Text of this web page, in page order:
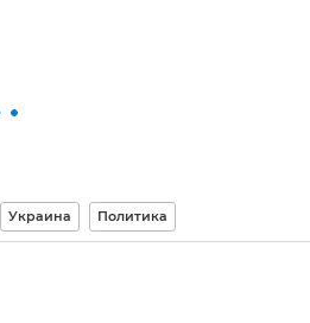
Украина Политика